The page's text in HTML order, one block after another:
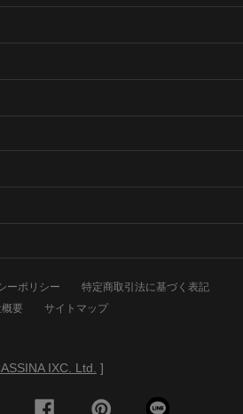
ーポリシー
特定商取引法に基づく表記
要
サイトマップ
IXC. Ltd. ]